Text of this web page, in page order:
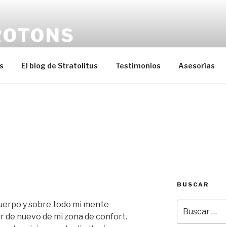
El blog de Stratolitus Testimonios Asesorías
y sobre todo mi mente
nuevo de mi zona de confort.
BUSCAR
por: